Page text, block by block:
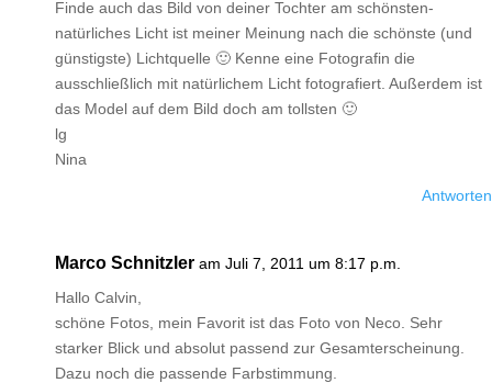
Finde auch das Bild von deiner Tochter am schönsten-
natürliches Licht ist meiner Meinung nach die schönste (und
günstigste) Lichtquelle 🙂 Kenne eine Fotografin die
ausschließlich mit natürlichem Licht fotografiert. Außerdem ist
das Model auf dem Bild doch am tollsten 🙂
lg
Nina
Antworten
Marco Schnitzler am Juli 7, 2011 um 8:17 p.m.
Hallo Calvin,
schöne Fotos, mein Favorit ist das Foto von Neco. Sehr
starker Blick und absolut passend zur Gesamterscheinung.
Dazu noch die passende Farbstimmung.